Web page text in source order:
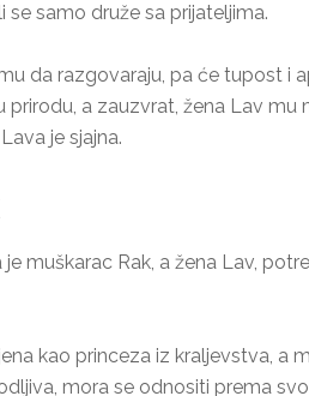
se samo druže sa prijateljima.
da razgovaraju, pa će tupost i
a zauzvrat, žena Lav
je sjajna.
muškarac Rak, a žena Lav,
kao princeza iz kraljevstva, a
mora se odnositi prema